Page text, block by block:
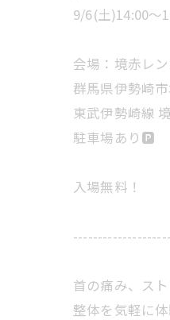
9/6(土)14:00〜
会場：境赤レ
群馬県伊勢崎
東武伊勢崎線
駐車場あり🅿️
入場無料！
首の痛み、ス
整体を気軽に